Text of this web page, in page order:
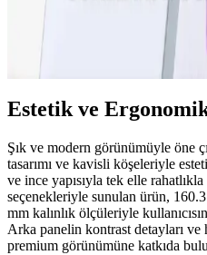
Samsung Galaxy A36, güçlü
dikkat çeken uygun fiyatlı akıllı
kullanıcı deneyimleri detaylarıyla
Estetik ve
Şık ve modern görünümüyle öne
tasarımı ve kavisli köşeleriyle
ve ince yapısıyla tek elle
seçenekleriyle sunulan ürün,
mm kalınlık ölçüleriyle
Arka panelin kontrast detayları ve
premium görünümüne katkıda